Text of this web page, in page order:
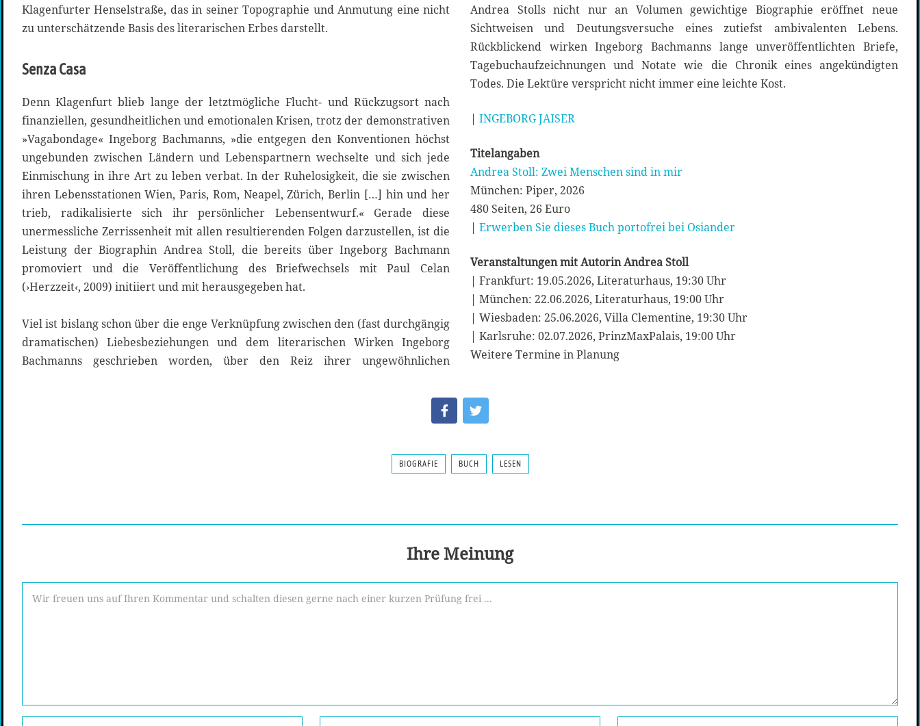
Klagenfurter Henselstraße, das in seiner Topographie und Anmutung eine nicht
zu unterschätzende Basis des literarischen Erbes darstellt.
Senza Casa
Denn Klagenfurt blieb lange der letztmögliche Flucht- und Rückzugsort nach
finanziellen, gesundheitlichen und emotionalen Krisen, trotz der demonstrativen
»Vagabondage« Ingeborg Bachmanns, »die entgegen den Konventionen höchst
ungebunden zwischen Ländern und Lebenspartnern wechselte und sich jede
Einmischung in ihre Art zu leben verbat. In der Ruhelosigkeit, die sie zwischen
ihren Lebensstationen Wien, Paris, Rom, Neapel, Zürich, Berlin […] hin und her
trieb, radikalisierte sich ihr persönlicher Lebensentwurf.« Gerade diese
unermessliche Zerrissenheit mit allen resultierenden Folgen darzustellen, ist die
Leistung der Biographin Andrea Stoll, die bereits über Ingeborg Bachmann
promoviert und die Veröffentlichung des Briefwechsels mit Paul Celan
(›Herzzeit‹, 2009) initiiert und mit herausgegeben hat.
Viel ist bislang schon über die enge Verknüpfung zwischen den (fast durchgängig
dramatischen) Liebesbeziehungen und dem literarischen Wirken Ingeborg
Bachmanns geschrieben worden, über den Reiz ihrer ungewöhnlichen
Andrea Stolls nicht nur an Volumen gewichtige Biographie eröffnet neue
Sichtweisen und Deutungsversuche eines zutiefst ambivalenten Lebens.
Rückblickend wirken Ingeborg Bachmanns lange unveröffentlichten Briefe,
Tagebuchaufzeichnungen und Notate wie die Chronik eines angekündigten
Todes. Die Lektüre verspricht nicht immer eine leichte Kost.
| INGEBORG JAISER
Titelangaben
Andrea Stoll: Zwei Menschen sind in mir
München: Piper, 2026
480 Seiten, 26 Euro
| Erwerben Sie dieses Buch portofrei bei Osiander
Veranstaltungen mit Autorin Andrea Stoll
| Frankfurt: 19.05.2026, Literaturhaus, 19:30 Uhr
| München: 22.06.2026, Literaturhaus, 19:00 Uhr
| Wiesbaden: 25.06.2026, Villa Clementine, 19:30 Uhr
| Karlsruhe: 02.07.2026, PrinzMaxPalais, 19:00 Uhr
Weitere Termine in Planung
BIOGRAFIE BUCH LESEN
Ihre Meinung